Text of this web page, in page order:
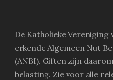
De Katholieke Vereniging
erkende Algemeen Nut
(ANBI). Giften zijn
belasting. Zie voor alle